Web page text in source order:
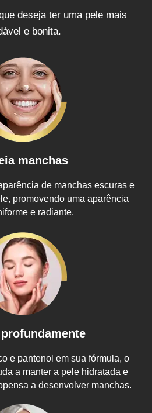
deseja ter uma pele mais
e bonita.
manchas
de manchas escuras e
promovendo uma aparência
e radiante.
e pantenol em sua fórmula, o
a manter a pele hidratada e
a desenvolver manchas.